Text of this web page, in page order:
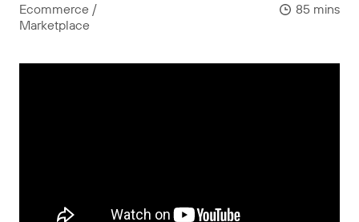
Ecommerce /
Marketplace
85 mins